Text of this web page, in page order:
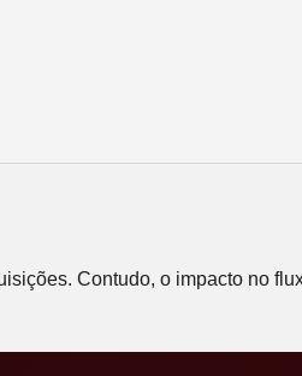
Contudo, o impacto no